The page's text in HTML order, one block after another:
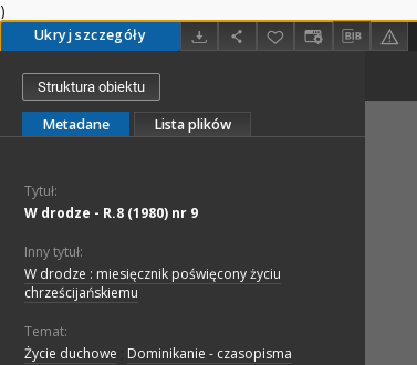
)
Ukryj szczegóły
Struktura obiektu
Metadane Lista plików
Tytuł:
W drodze - R.8 (1980) nr 9
Inny tytuł:
W drodze : miesięcznik poświęcony życiu
chrześcijańskiemu
Temat:
Życie duchowe
Dominikanie - czasopisma